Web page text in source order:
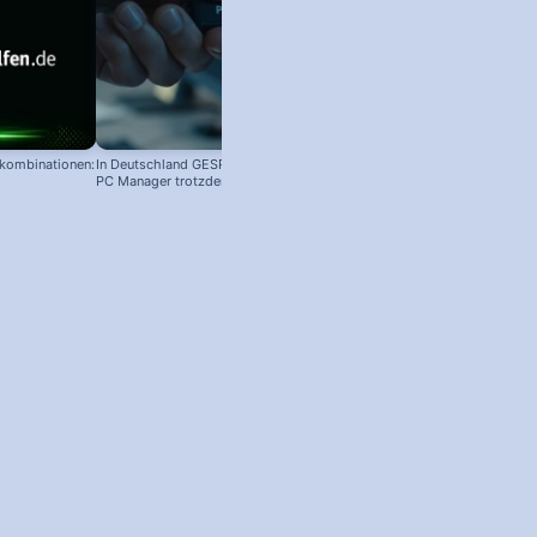
In Deutschland GESPERRT: Microsoft
PC Manager trotzdem installieren